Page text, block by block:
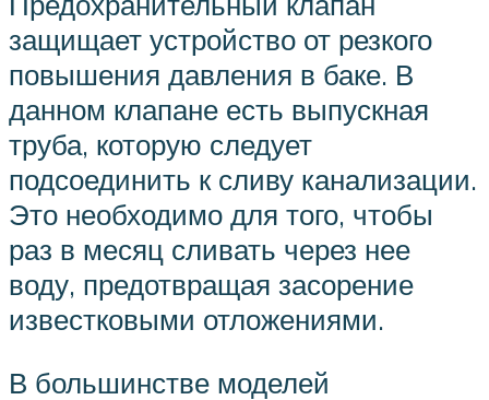
защищает устройство от резкого
повышения давления в баке. В
данном клапане есть выпускная
труба, которую следует
подсоединить к сливу канализации.
Это необходимо для того, чтобы
раз в месяц сливать через нее
воду, предотвращая засорение
известковыми отложениями.
В большинстве моделей